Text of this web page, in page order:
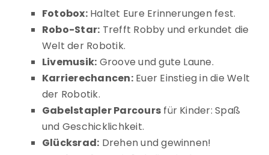
Fotobox:Haltet Eure Erinnerungen fest.
Robo-Star: Trefft Robby und erkundet die
Welt der Robotik.
Livemusik: Groove und gute Laune.
Karrierechancen:Euer Einstieg in die Welt
der Robotik.
Gabelstapler Parcours für Kinder: Spaß
und Geschicklichkeit.
Glücksrad: Drehen und gewinnen!